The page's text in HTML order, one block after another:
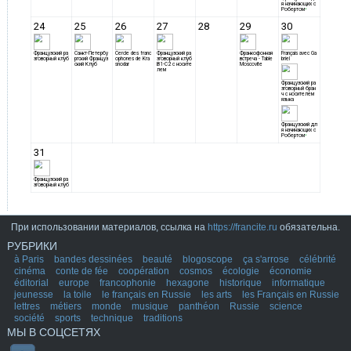
При использовании материалов, ссылка на https://francite.ru обязательна.
РУБРИКИ
à Paris bandes dessinées beauté blogoscope ça s'arrose
célébrité
cinéma
conte de fée coopération cosmos écologie
économie
éditorial
europe francophonie hexagone historique
informatique
jeunesse
la toile le français en Russie les arts
les Français en Russie
lettres
métiers monde musique panthéon Russie
science
société
sports technique traditions
МЫ В СОЦСЕТЯХ